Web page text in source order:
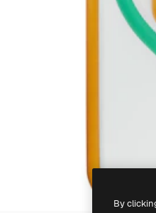
By